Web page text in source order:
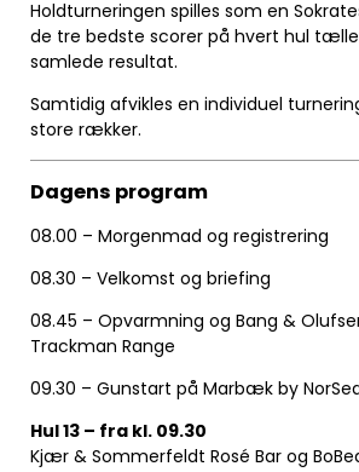
Holdturneringen spilles som en
de tre bedste scorer på hvert hul
samlede resultat.
Samtidig afvikles en individuel
store rækker.
Dagens program
08.00 – Morgenmad og registrering
08.30 – Velkomst og briefing
08.45 – Opvarmning og Bang &
Trackman Range
09.30 – Gunstart på Marbæk by
Hul 13 – fra kl. 09.30
Kjær & Sommerfeldt Rosé Bar og